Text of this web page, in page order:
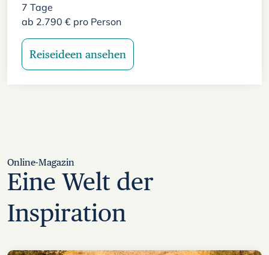
7 Tage
ab 2.790 € pro Person
Reiseideen ansehen
Online-Magazin
Eine Welt der
Inspiration